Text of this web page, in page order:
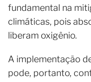
fundamental na
climáticas, pois
liberam oxigênio.
A implementação
pode, portanto,